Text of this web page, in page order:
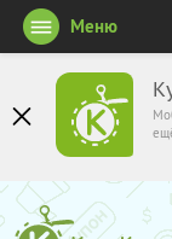
Меню